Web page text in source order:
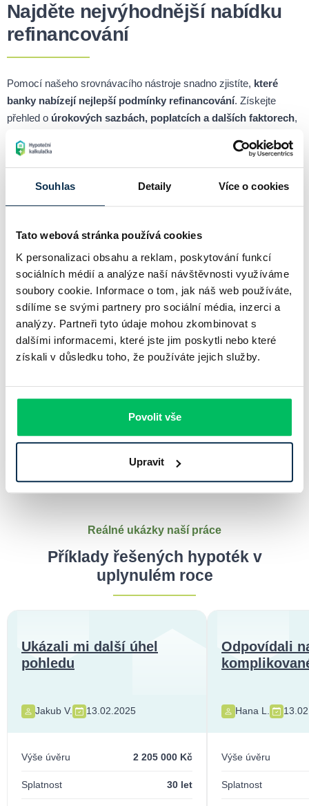
Souhlas Detaily Více o cookies
Tato webová stránka používá cookies
K personalizaci obsahu a reklam, poskytování funkcí
sociálních médií a analýze naší návštěvnosti využíváme
soubory cookie. Informace o tom, jak náš web používáte,
sdílíme se svými partnery pro sociální média, inzerci a
analýzy. Partneři tyto údaje mohou zkombinovat s
dalšími informacemi, které jste jim poskytli nebo které
získali v důsledku toho, že používáte jejich služby.
Povolit vše
Upravit
Najděte nejvýhodnější nabídku
refinancování
Pomocí našeho srovnávacího nástroje snadno zjistíte, které
banky nabízejí nejlepší podmínky refinancování. Získejte
přehled o úrokových sazbách, poplatcích a dalších faktorech,
Refinancování dostupné nejen v
Pardubicích, ale po celé ČR
Nemusíte se omezovat pouze na místní nabídky –naše služba
vám umožní porovnat refinancování hypoték po celé České
republice. Prozkoumejte například možnosti refinancování vÚstí
nad Labem,Zlíně,Jihočeském neboSeveromoravském kraji
zajistěte si nejlepší možné financování.
Máte specifický požadavek?
vhodné řešení šité na míru přímo vám.
Kontaktovat poradce
Reálné ukázky naší práce
Příklady řešených hypoték v
uplynulém roce
Ukázali mi další úhel
pohledu
Jakub V. 13.02.2025
Výše úvěru 2 205 000 Kč
Splatnost 30 let
Odpovídali
Hana L.
Výše úvěru
Splatnost